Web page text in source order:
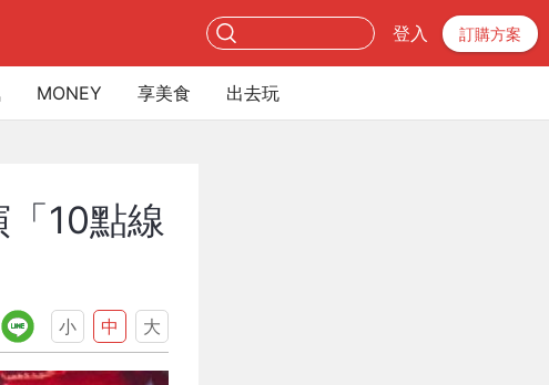
登入 訂購方案
MONEY 享美食 出去玩
10點線
小 中 大